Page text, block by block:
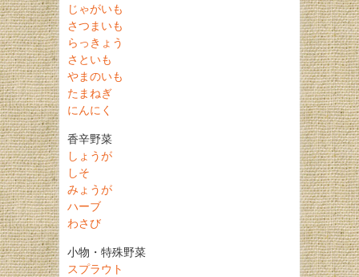
じゃがいも
さつまいも
らっきょう
さといも
やまのいも
たまねぎ
にんにく
香辛野菜
しょうが
しそ
みょうが
ハーブ
わさび
小物・特殊野菜
スプラウト